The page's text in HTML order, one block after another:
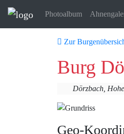
Photoalbum
Zur
Burg
Dörzbach,
Geo-